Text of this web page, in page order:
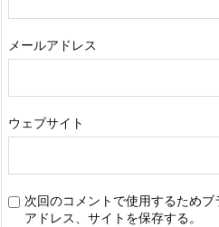
メールアドレス
ウェブサイト
次回のコメントで使用するため
アドレス、サイトを保存する。